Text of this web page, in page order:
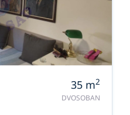
35 m2
DVOSOBAN